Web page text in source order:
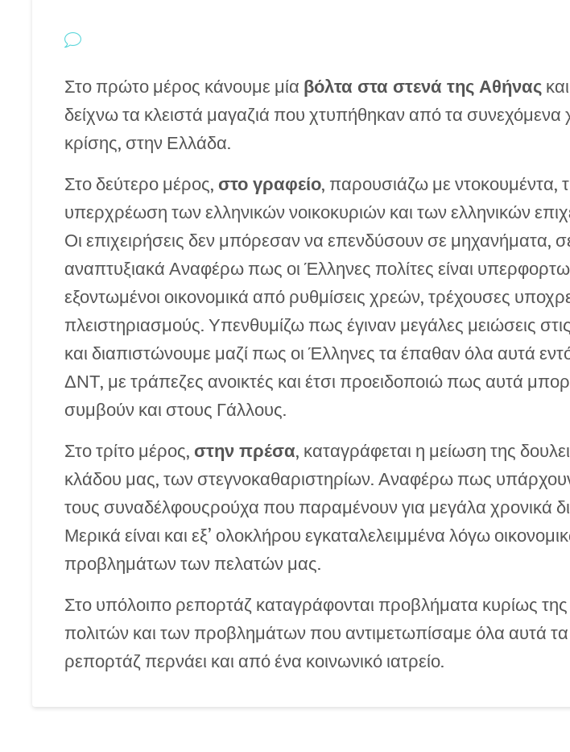
Στο πρώτο μέρος κάνουμε μία βόλτα στα στενά της Αθήνας
δείχνω τα κλειστά μαγαζιά που χτυπήθηκαν από τα συνεχόμενα
κρίσης, στην Ελλάδα.
Στο δεύτερο μέρος, στο γραφείο, παρουσιάζω με ντοκουμέντα,
υπερχρέωση των ελληνικών νοικοκυριών και των ελληνικών
Οι επιχειρήσεις δεν μπόρεσαν να επενδύσουν σε μηχανήματα,
αναπτυξιακά Αναφέρω πως οι Έλληνες πολίτες είναι
εξοντωμένοι οικονομικά από ρυθμίσεις χρεών, τρέχουσες
πλειστηριασμούς. Υπενθυμίζω πως έγιναν μεγάλες μειώσεις
και διαπιστώνουμε μαζί πως οι Έλληνες τα έπαθαν όλα αυτά
ΔΝΤ, με τράπεζες ανοικτές και έτσι προειδοποιώ πως αυτά
συμβούν και στους Γάλλους.
Στο τρίτο μέρος, στην πρέσα, καταγράφεται η μείωση της
κλάδου μας, των στεγνοκαθαριστηρίων. Αναφέρω πως
τους συναδέλφουςρούχα που παραμένουν για μεγάλα χρονικά
Μερικά είναι και εξ’ ολοκλήρου εγκαταλελειμμένα λόγω
προβλημάτων των πελατών μας.
Στο υπόλοιπο ρεπορτάζ καταγράφονται προβλήματα κυρίως της
πολιτών και των προβλημάτων που αντιμετωπίσαμε όλα αυτά
ρεπορτάζ περνάει και από ένα κοινωνικό ιατρείο.